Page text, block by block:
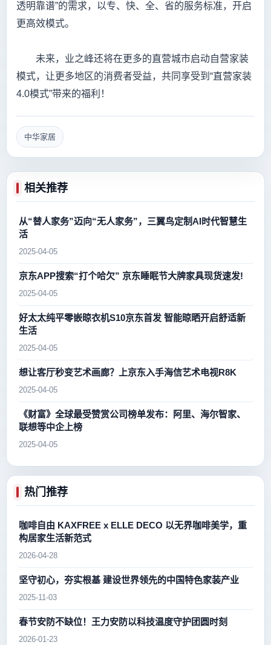
透明靠谱”的需求，以专、快、全、省的服务标准，开启
更高效模式。
未来，业之峰还将在更多的直营城市启动自营家装
模式，让更多地区的消费者受益，共同享受到“直营家装
4.0模式”带来的福利！
中华家居
相关推荐
从“替人家务”迈向“无人家务”，三翼鸟定制AI时代智慧生
活
2025-04-05
京东APP搜索“打个哈欠” 京东睡眠节大牌家具现货速发!
2025-04-05
好太太纯平零嵌晾衣机S10京东首发 智能晾晒开启舒适新
生活
2025-04-05
想让客厅秒变艺术画廊？上京东入手海信艺术电视R8K
2025-04-05
《财富》全球最受赞赏公司榜单发布：阿里、海尔智家、
联想等中企上榜
2025-04-05
热门推荐
咖啡自由 KAXFREE x ELLE DECO 以无界咖啡美学，重
构居家生活新范式
2026-04-28
坚守初心，夯实根基 建设世界领先的中国特色家装产业
2025-11-03
春节安防不缺位！王力安防以科技温度守护团圆时刻
2026-01-23